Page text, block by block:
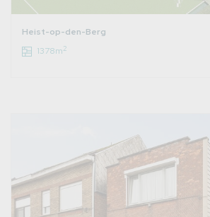
Heist-op-den-Berg
1378m2